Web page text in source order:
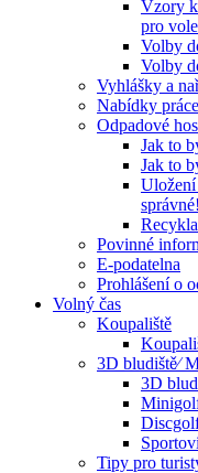
Vzory
pro
Volby
Volby
Vyhlášky a
Nabídky
Odpadové
Jak to
Jak to
Uložení
správné!
Povinné
E-podatelna
Prohlášení o
Volný čas
Koupaliště
3D bludiště⁄
3D
Tipy pro